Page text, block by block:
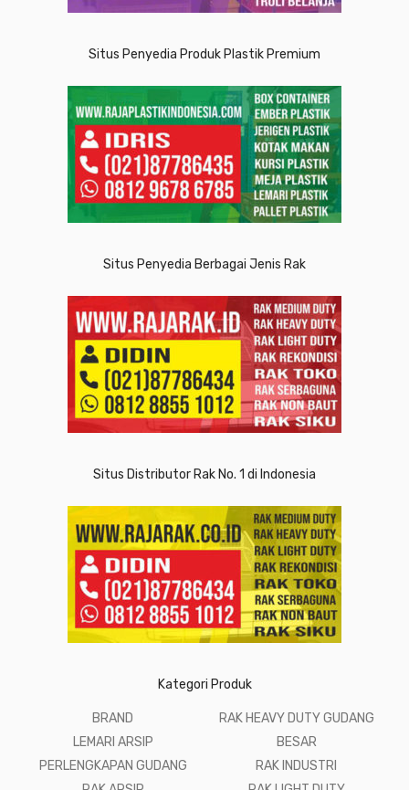
Situs Penyedia Produk Plastik Premium
Situs Penyedia Berbagai Jenis Rak
Situs Distributor Rak No. 1 di Indonesia
Kategori Produk
BRAND
LEMARI ARSIP
PERLENGKAPAN GUDANG
RAK HEAVY DUTY GUDANG
BESAR
RAK INDUSTRI